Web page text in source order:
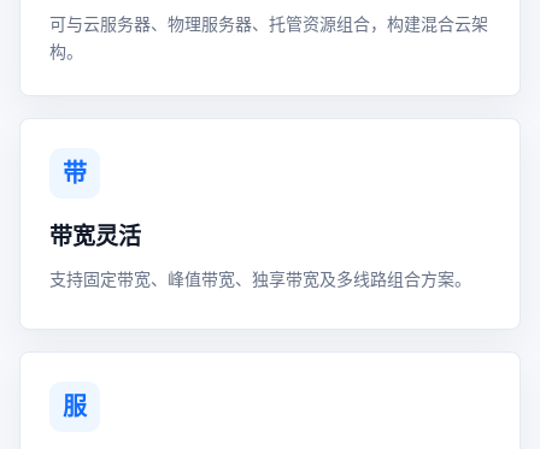
可与云服务器、物理服务器、托管资源组合，构建混合云架
构。
带
带宽灵活
支持固定带宽、峰值带宽、独享带宽及多线路组合方案。
服